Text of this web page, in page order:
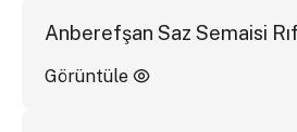
Anberefşan Saz Semaisi
Görüntüle